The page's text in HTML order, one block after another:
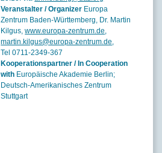
Veranstalter / Organizer Europa
Zentrum Baden-Württemberg, Dr. Martin
Kilgus,www.europa-zentrum.de
martin.kilgus@europa-zentrum.de
Tel 0711-2349-367
Kooperationspartner / In Cooperation
with Europäische Akademie Berlin;
Deutsch-Amerikanisches Zentrum
Stuttgart